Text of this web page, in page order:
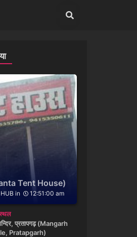
Tent House)
12:51:00 am
स्थल
प्रतापगढ़ (Mangarh
Pratapgarh)